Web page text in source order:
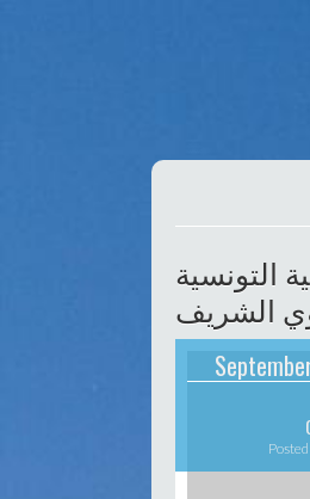
التونسية
الشريف